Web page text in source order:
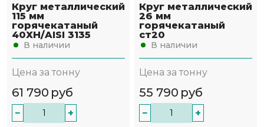
Круг металлический
115 мм
горячекатаный
40ХН/AISI 3135
В наличии
Цена за тонну
61 790 руб
− +
Круг металлический
26 мм
горячекатаный
ст20
В наличии
Цена за тонну
55 790 руб
− +